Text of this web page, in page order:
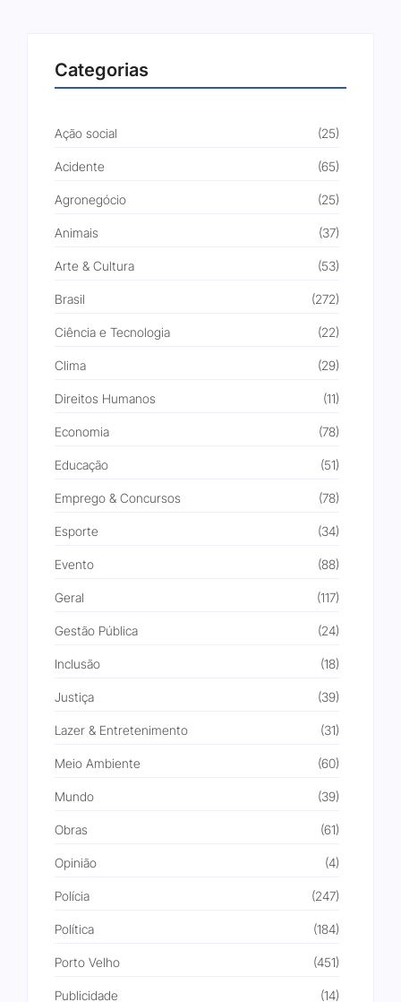
Categorias
Ação social (25)
Acidente (65)
Agronegócio (25)
Animais (37)
Arte & Cultura (53)
Brasil (272)
Ciência e Tecnologia (22)
Clima (29)
Direitos Humanos (11)
Economia (78)
Educação (51)
Emprego & Concursos (78)
Esporte (34)
Evento (88)
Geral (117)
Gestão Pública (24)
Inclusão (18)
Justiça (39)
Lazer & Entretenimento (31)
Meio Ambiente (60)
Mundo (39)
Obras (61)
Opinião (4)
Polícia (247)
Política (184)
Porto Velho (451)
Publicidade (14)